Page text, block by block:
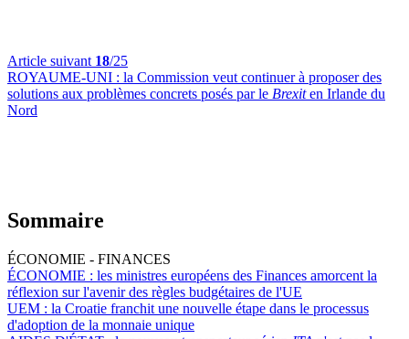
Article suivant 18/25
ROYAUME-UNI : la Commission veut continuer à proposer des
solutions aux problèmes concrets posés par le Brexiten Irlande du
Nord
Sommaire
ÉCONOMIE - FINANCES
ÉCONOMIE : les ministres européens des Finances amorcent la
réflexion sur l'avenir des règles budgétaires de l'UE
UEM : la Croatie franchit une nouvelle étape dans le processus
d'adoption de la monnaie unique